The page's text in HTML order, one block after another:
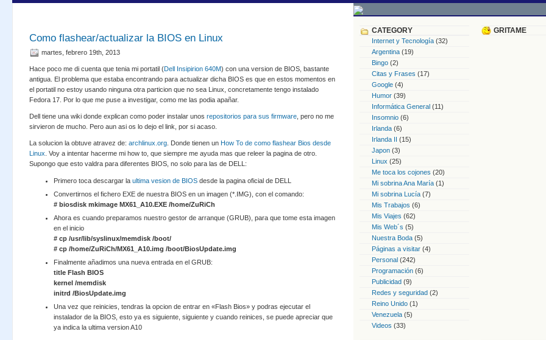
Como flashear/actualizar la BIOS en Linux
martes, febrero 19th, 2013
Hace poco me di cuenta que tenia mi portatil (Dell Insipirion 640M) con una version de BIOS, bastante
antigua. El problema que estaba encontrando para actualizar dicha BIOS es que en estos momentos en
el portatil no estoy usando ninguna otra particion que no sea Linux, concretamente tengo instalado
Fedora 17. Por lo que me puse a investigar, como me las podia apañar.
Dell tiene una wiki donde explican como poder instalar unos repositorios para sus firmware , pero no me
sirvieron de mucho. Pero aun asi os lo dejo el link, por si acaso.
La solucion la obtuve atravez de: archlinux.org . Donde tienen un How To de como flashear Bios desde
Linux . Voy a intentar hacerme mi how to, que siempre me ayuda mas que releer la pagina de otro.
Supongo que esto valdra para diferentes BIOS, no solo para las de DELL:
Primero toca descargar la ultima vesion de BIOS desde la pagina oficial de DELL
Convertirnos el fichero EXE de nuestra BIOS en un imagen (*.IMG), con el comando:
# biosdisk mkimage MX61_A10.EXE /home/ZuRiCh
Ahora es cuando preparamos nuestro gestor de arranque (GRUB), para que tome esta imagen
en el inicio
# cp /usr/lib/syslinux/memdisk /boot/
# cp /home/ZuRiCh/MX61_A10.img /boot/BiosUpdate.img
Finalmente añadimos una nueva entrada en el GRUB:
title Flash BIOS
kernel /memdisk
initrd /BiosUpdate.img
Una vez que reinicies, tendras la opcion de entrar en «Flash Bios» y podras ejecutar el
instalador de la BIOS, esto ya es siguiente, siguiente y cuando reinices, se puede apreciar que
ya indica la ultima version A10
CATEGORY
Internet y Tecnología (32)
Argentina (19)
Bingo (2)
Citas y Frases (17)
Google (4)
Humor (39)
Informática General (11)
Insomnio (6)
Irlanda (6)
Irlanda II (15)
Japon (3)
Linux (25)
Me toca los cojones (20)
Mi sobrina Ana María (1)
Mi sobrina Lucía (7)
Mis Trabajos (6)
Mis Viajes (62)
Mis Web´s (5)
Nuestra Boda (5)
Páginas a visitar (4)
Personal (242)
Programación (6)
Publicidad (9)
Redes y seguridad (2)
Reino Unido (1)
Venezuela (5)
Videos (33)
GRITAME